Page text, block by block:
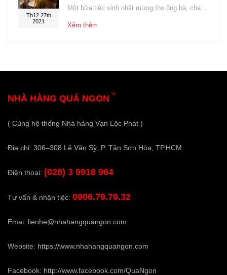
Th12 27th
2021
Một bữa tiệc sinh nhật mừng thọ ông bà, cha...
Xêm thêm
NHÀ HÀNG QUÁ NGON ®
( Cùng hệ thống Nhà hàng Vạn Lộc Phát )
Địa chỉ: 306–308 Lê Văn Sỹ, P. Tân Sơn Hòa, TP.HCM
Điện thoại: (028) 3 9918 964
Tư vấn & nhận tiệc: 0906.79.79.32
Emai: lienhe@nhahangquangon.com
Website: https://www.nhahangquangon.com
Facebook: http://www.facebook.com/QuaNgon